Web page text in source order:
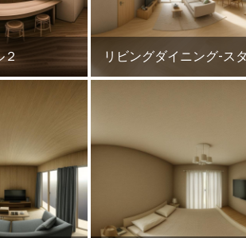
２ リビングダイニング-ス